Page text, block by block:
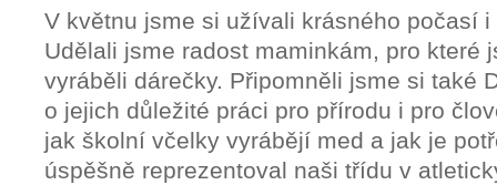
V květnu jsme si užívali krásného počasí
Udělali jsme radost maminkám, pro které
vyráběli dárečky. Připomněli jsme si také
o jejich důležité práci pro přírodu i pro
jak školní včelky vyrábějí med a jak je
úspěšně reprezentoval naši třídu v